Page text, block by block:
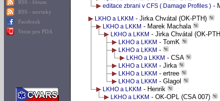
RSS - fórum
RSS - novinky
Facebook
Verze pro PDA
editace zbrani v CFS ( Damage Profiles )-
LKHO a LKKM - Jirka Chvátal (OK-PTH)
LKHO a LKKM - Marek Machala
LKHO a LKKM - Jirka Chvátal (OK-
LKHO a LKKM - TomK
LKHO a LKKM -
LKHO a LKKM - CSA
LKHO a LKKM - Jirka
LKHO a LKKM - ertree
LKHO a LKKM - Glagol
LKHO a LKKM - Henrik
LKHO a LKKM - OK-OPL (CSA 007)